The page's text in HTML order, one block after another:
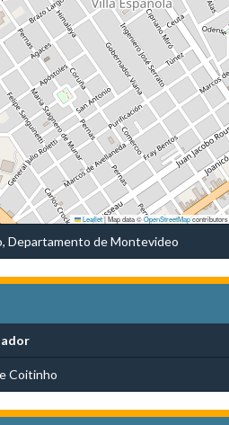
Leaflet|Map data ©OpenStreetMapcontributors
Departamento de Montevideo
Coitinho